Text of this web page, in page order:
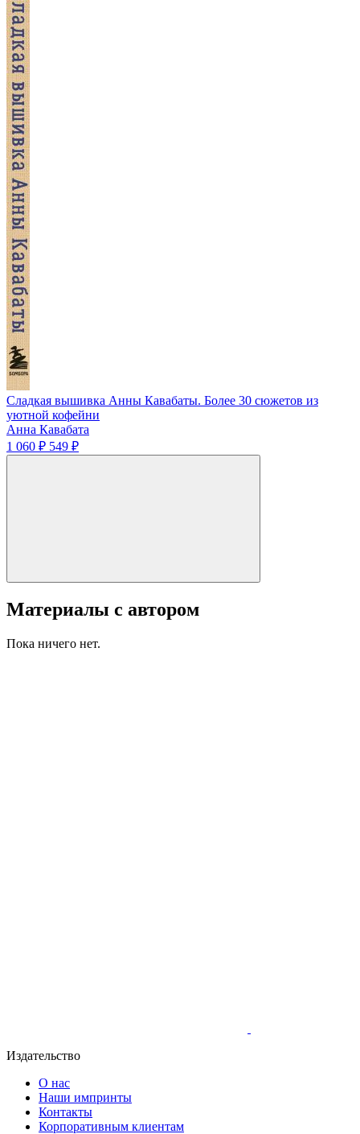
Сладкая вышивка Анны Кавабаты. Более 30 сюжетов из
уютной кофейни
Анна Кавабата
1 060 ₽ 549 ₽
Материалы с автором
Пока ничего нет.
Издательство
О нас
Наши импринты
Контакты
Корпоративным клиентам